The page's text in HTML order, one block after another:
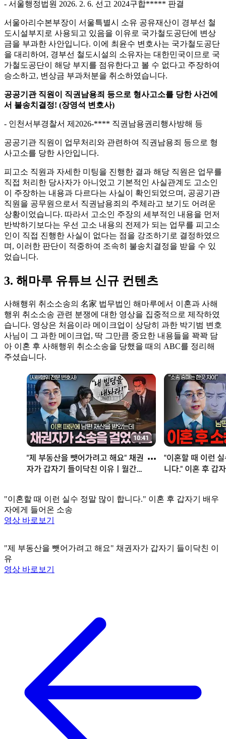
- 서울행정법원 2026. 2. 6. 선고 2024구합***** 판결
서울아리수본부장이 서울특별시 소유 공유재산이 경부선 철
도시설부지로 사용되고 있음을 이유로 국가철도공단에 변상
금을 부과한 사안입니다. 이에 최윤수 변호사는 국가철도공단
을 대리하여, 경부선 철도시설의 소유자는 대한민국이므로 국
가철도공단이 해당 부지를 점유한다고 볼 수 없다고 주장하여
승소하고, 변상금 부과처분을 취소하였습니다.
공공기관 직원이 직권남용죄 등으로 형사고소를 당한 사건에
서 불송치결정! (장영석 변호사)
- 인천서부경찰서 제2026-**** 직권남용권리행사방해 등
공공기관 직원이 업무처리와 관련하여 직권남용죄 등으로 형
사고소를 당한 사안입니다.
피고소 직원과 자세한 미팅을 진행한 결과 해당 직원은 업무를
직접 처리한 당사자가 아니었고 기본적인 사실관계도 고소인
이 주장하는 내용과 다르다는 사실이 확인되었으며, 공공기관
직원을 공무원으로서 직권남용죄의 주체라고 보기도 어려운
상황이었습니다. 따라서 고소인 주장의 세부적인 내용을 먼저
반박하기보다는 우선 고소 내용의 전제가 되는 업무를 피고소
인이 직접 진행한 사실이 없다는 점을 강조하기로 결정하였으
며, 이러한 판단이 적중하여 조속히 불송치결정을 받을 수 있
었습니다.
3. 해마루 유튜브 신규 컨텐츠
사해행위 취소소송의 名家 법무법인 해마루에서 이혼과 사해
행위 취소소송 관련 분쟁에 대한 영상을 집중적으로 제작하였
습니다. 영상은 처음이라 메이크업이 상당히 과한 박기범 변호
사님이 그 과한 메이크업, 딱 그만큼 중요한 내용들을 꽉꽉 담
아 이혼 후 사해행위 취소소송을 당했을 때의 ABC를 정리해
주셨습니다.
"이혼할 때 이런 실수 정말 많이 합니다." 이혼 후 갑자기 배우
자에게 들어온 소송
영상 바로보기
"제 부동산을 뺏어가려고 해요" 채권자가 갑자기 들이닥친 이
유
영상 바로보기